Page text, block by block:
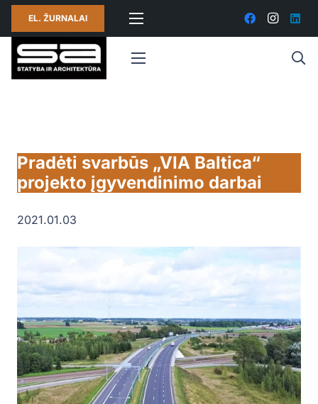
EL. ŽURNALAI
Pradėti svarbūs „VIA Baltica“
projekto įgyvendinimo darbai
2021.01.03